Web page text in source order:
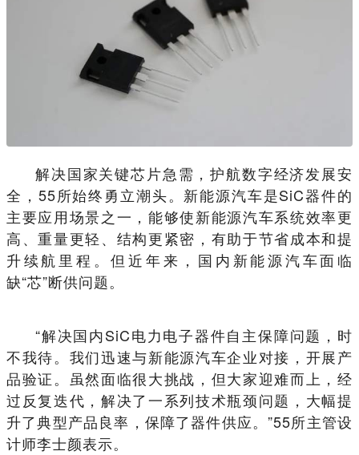
解决国家关键芯片急需，护航数字经济发展安
全，55所始终勇立潮头。新能源汽车是SiC器件的
主要应用场景之一，能够使新能源汽车系统效率更
高、重量更轻、结构更紧密，有助于节省成本和提
升续航里程。但近年来，国内新能源汽车面临
缺“芯”断供问题。
“解决国内SiC电力电子器件自主保障问题，时
不我待。我们迅速与新能源汽车企业对接，开展产
品验证。虽然面临很大挑战，但大家迎难而上，经
过反复迭代，解决了一系列技术瓶颈问题，大幅提
升了典型产品良率，保障了器件供应。”55所主管设
计师李士颜表示。